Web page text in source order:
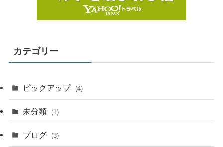
カテゴリー
ピックアップ (4)
未分類 (1)
ブログ (3)